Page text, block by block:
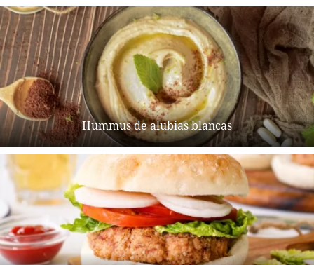
Hummus de alubias blancas